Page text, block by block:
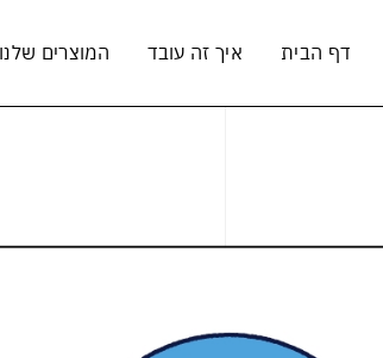
דף הבית איך זה עובד המוצרים שלנו